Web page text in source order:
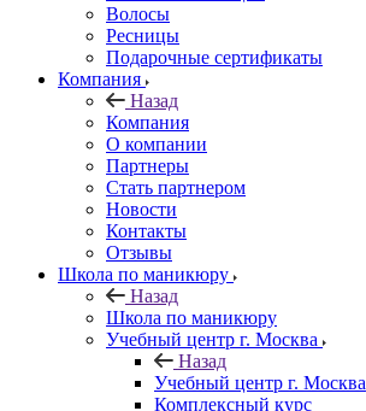
Волосы
Ресницы
Подарочные сертификаты
Компания
Назад
Компания
О компании
Партнеры
Стать партнером
Новости
Контакты
Отзывы
Школа по маникюру
Назад
Школа по маникюру
Учебный центр г. Москва
Назад
Учебный центр г. Москва
Комплексный курс